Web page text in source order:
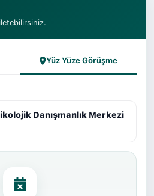
Yüz Yüze Görüşme
Danışmanlık Merkezi